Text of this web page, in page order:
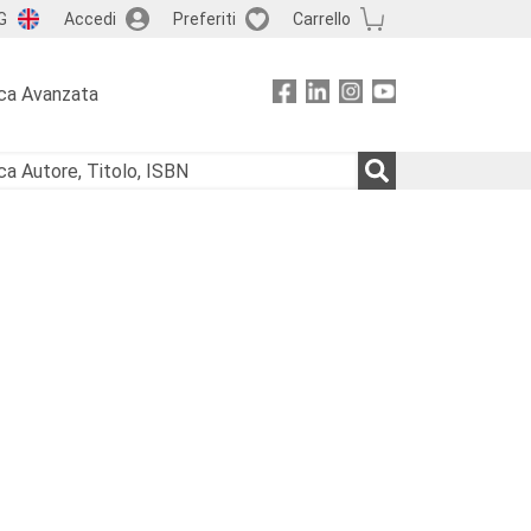
Accedi Preferiti Carrello
Avanzata